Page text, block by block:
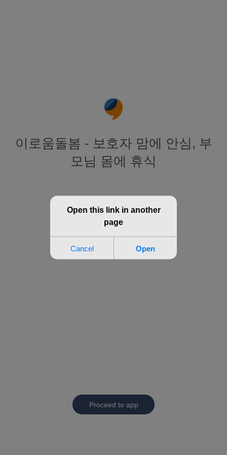
이로움돌봄 - 보호자 맘에 안심, 부
모님 몸에 휴식
Proceed to app